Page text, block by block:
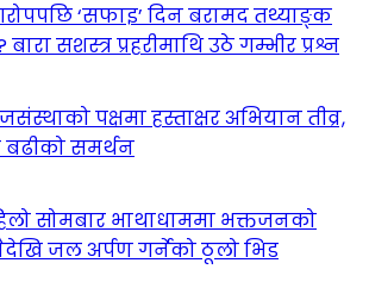
‘सफाइ’ दिन बरामद तथ्याङ्क
सशस्त्र प्रहरीमाथि उठे गम्भीर प्रश्न
पक्षमा हस्ताक्षर अभियान तीव्र,
बढीको समर्थन
सोमबार भाथाधाममा भक्तजनको
जल अर्पण गर्नेको ठूलो भिड